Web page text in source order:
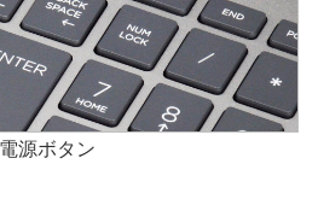
電源ボタン